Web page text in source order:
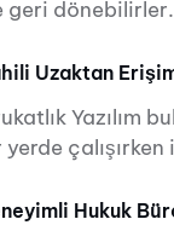
geri dönebilirler.
Uzaktan
Yazılım
yerde
Hukuk